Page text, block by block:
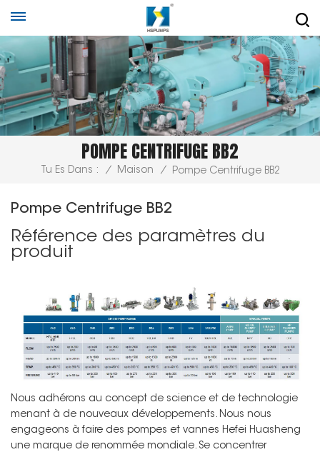
POMPE CENTRIFUGE BB2
Tu Es Dans : / Maison / Pompe Centrifuge BB2
Pompe Centrifuge BB2
Référence des paramètres du
produit
Nous adhérons au concept de science et de technologie
menant à de nouveaux développements. Nous nous
engageons à faire des pompes et vannes Hefei Huasheng
une marque de renommée mondiale. Se concentrer